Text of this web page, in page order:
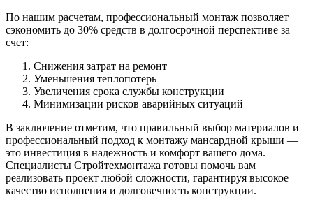
По нашим расчетам, профессиональный монтаж позволяет
сэкономить до 30% средств в долгосрочной перспективе за
счет:
Снижения затрат на ремонт
Уменьшения теплопотерь
Увеличения срока службы конструкции
Минимизации рисков аварийных ситуаций
В заключение отметим, что правильный выбор материалов и
профессиональный подход к монтажу мансардной крыши —
это инвестиция в надежность и комфорт вашего дома.
Специалисты Стройтехмонтажа готовы помочь вам
реализовать проект любой сложности, гарантируя высокое
качество исполнения и долговечность конструкции.